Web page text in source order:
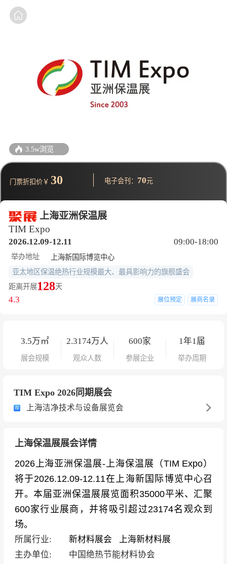
上海亚洲保温展
TIM Expo
2026.12.09-12.11 09:00-18:00
举办地址
上海新国际博览中心
亚太地区保温绝热行业规模最大、最具影响力的旗舰盛会
距离开展128天
4.3 展位预定 展商名录
3.5万㎡
展会规模
2.3174万人
观众人数
600家
参展企业
1年1届
举办周期
3.5w浏览
门票折扣价￥ 30 电子会刊： 70元
TIM Expo 2026同期展会
上海洁净技术与设备展览会
上海保温展展会详情
2026上海亚洲保温展-上海保温展（TIM Expo）
将于2026.12.09-12.11在上海新国际博览中心召
开。本届亚洲保温展展览面积35000平米、汇聚
600家行业展商，并将吸引超过23174名观众到
场。
所属行业: 新材料展会
上海新材料展
主办单位:
中国绝热节能材料协会